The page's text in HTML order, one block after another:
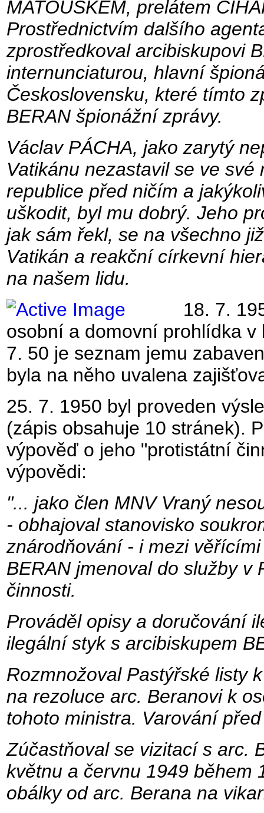
MATOUŠKEM, prelátem
Prostřednictvím dalšího
zprostředkoval arcibiskupovi
internunciaturou, hlavní
Československu, které tímto
BERAN špionážní zprávy.
Václav PÁCHA, jako zarytý
Vatikánu nezastavil se ve
republice před ničím a
uškodit, byl mu dobrý. Jeho
jak sám řekl, se na všechno
Vatikán a reakční církevní
na našem lidu.
18. 7.
osobní a domovní prohlídka v
7. 50 je seznam jemu
byla na něho uvalena
25. 7. 1950 byl proveden
(zápis obsahuje 10 stránek).
výpověď o jeho "protistátní
výpovědi:
"... jako člen MNV Vraný
- obhajoval stanovisko
znárodňování - i mezi
BERAN jmenoval do služby v
činnosti.
Prováděl opisy a doručování
ilegální styk s arcibiskupem
Rozmnožoval Pastýřské listy
na rezoluce arc. Beranovi k
tohoto ministra. Varování
Zúčastňoval se vizitací s arc.
květnu a červnu 1949 během
obálky od arc. Berana na